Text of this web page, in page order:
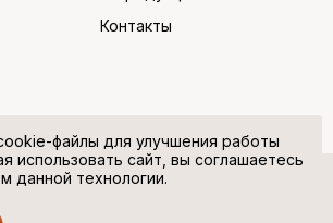
Контакты
2017. Все права защищены.
персональных данных
файлы для улучшения работы
использовать сайт, вы соглашаетесь
данной технологии.